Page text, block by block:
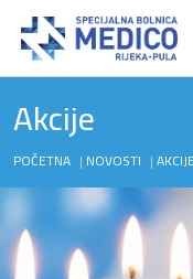
Akcije
POČETNA | NOVOSTI |AKCIJE